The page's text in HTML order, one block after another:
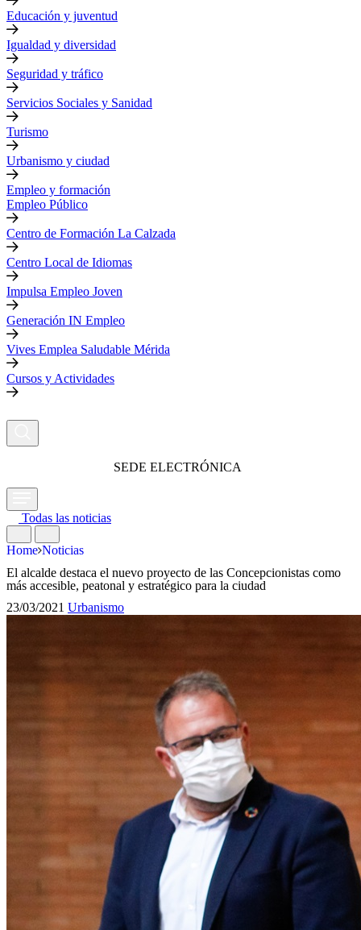
Educación y juventud
Igualdad y diversidad
Seguridad y tráfico
Servicios Sociales y Sanidad
Turismo
Urbanismo y ciudad
Empleo y formación
Empleo Público
Centro de Formación La Calzada
Centro Local de Idiomas
Impulsa Empleo Joven
Generación IN Empleo
Vives Emplea Saludable Mérida
Cursos y Actividades
SEDE ELECTRÓNICA
Todas las noticias
Home Noticias
El alcalde destaca el nuevo proyecto de las Concepcionistas como
más accesible, peatonal y estratégico para la ciudad
23/03/2021 Urbanismo